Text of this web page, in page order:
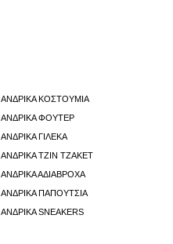
ΑΝΔΡΙΚΆ ΚΟΣΤΟΎΜΙΑ
ΑΝΔΡΙΚΆ ΦΟΎΤΕΡ
ΑΝΔΡΙΚΆ ΓΙΛΈΚΑ
ΑΝΔΡΙΚΆ ΤΖΙΝ ΤΖΆΚΕΤ
ΑΝΔΡΙΚΆ ΑΔΙΆΒΡΟΧΑ
ΑΝΔΡΙΚΆ ΠΑΠΟΎΤΣΙΑ
ΑΝΔΡΙΚΆ SNEAKERS